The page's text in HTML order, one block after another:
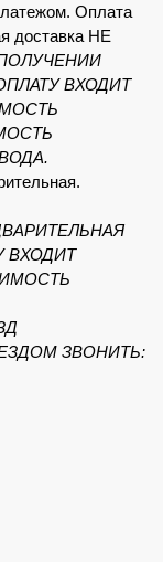
Оплата
доставка НЕ
ВХОДИТ
ВХОДИТ
ЗВОНИТЬ: